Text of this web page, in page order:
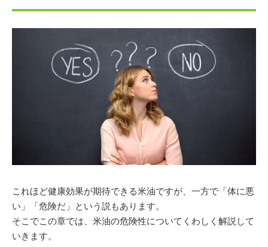
これほど健康効果が期待できる米油ですが、一方で「体に悪
い」「危険だ」という説もあります。
そこでこの章では、米油の危険性についてくわしく解説して
いきます。